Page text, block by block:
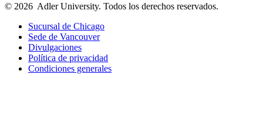
© 2026 Adler University. Todos los derechos reservados.
Sucursal de Chicago
Sede de Vancouver
Divulgaciones
Política de privacidad
Condiciones generales